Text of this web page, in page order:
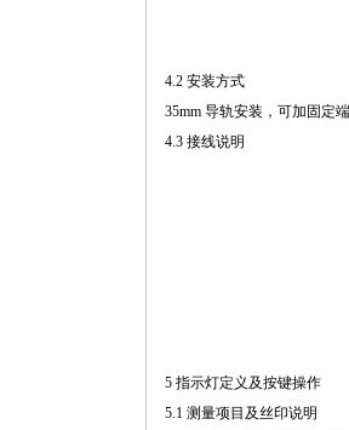
4.2 安装方式
35mm 导轨安装，可加固定
4.3 接线说明
5 指示灯定义及按键操作
5.1 测量项目及丝印说明